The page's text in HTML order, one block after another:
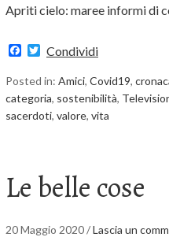
Apriti cielo: maree informi di
Facebook
Twitter
Condividi
Posted in: Amici, Covid19,
categoria, sostenibilità,
sacerdoti, valore, vita
Le belle cose
20 Maggio 2020/Lascia un